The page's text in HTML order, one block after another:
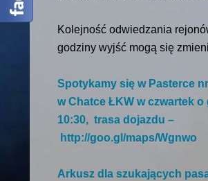
Kolejność odwiedzania
godziny wyjść mogą się
Spotykamy się w Pastercenr
wChatce ŁKWw czwartek o
10:30, trasa dojazdu –
http://goo.gl/maps/Wgnwo
Arkusz dla szukających